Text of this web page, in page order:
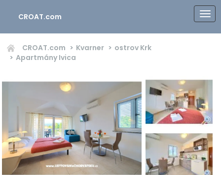
CROAT.com
CROAT.com Kvarner
ostrov Krk
Apartmány Ivica